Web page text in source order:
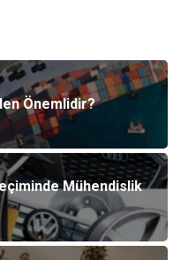
Önemlidir?
Mühendislik